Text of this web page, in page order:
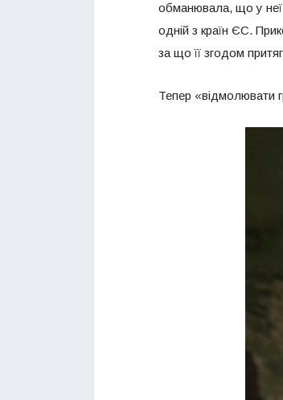
обманювала, що у неї
одній з країн ЄС.
за що її згодом
Тепер «відмолювати